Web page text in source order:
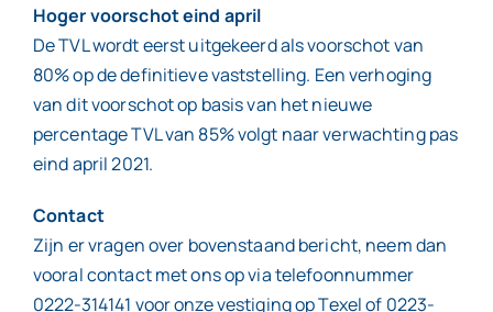
Hoger voorschot eind april
De TVL wordt eerst uitgekeerd als voorschot van
80% op de definitieve vaststelling. Een verhoging
van dit voorschot op basis van het nieuwe
percentage TVL van 85% volgt naar verwachting pas
eind april 2021.
Contact
Zijn er vragen over bovenstaand bericht, neem dan
vooral contact met ons op via telefoonnummer
0222-314141 voor onze vestiging op Texel of 0223-